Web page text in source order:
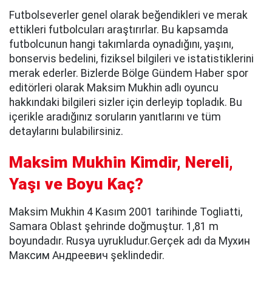
Futbolseverler genel olarak beğendikleri ve merak
ettikleri futbolcuları araştırırlar. Bu kapsamda
futbolcunun hangi takımlarda oynadığını, yaşını,
bonservis bedelini, fiziksel bilgileri ve istatistiklerini
merak ederler. Bizlerde Bölge Gündem Haber spor
editörleri olarak Maksim Mukhin adlı oyuncu
hakkındaki bilgileri sizler için derleyip topladık. Bu
içerikle aradığınız soruların yanıtlarını ve tüm
detaylarını bulabilirsiniz.
Maksim Mukhin Kimdir, Nereli,
Yaşı ve Boyu Kaç?
Maksim Mukhin 4 Kasım 2001 tarihinde Togliatti,
Samara Oblast şehrinde doğmuştur. 1,81 m
boyundadır. Rusya uyrukludur.Gerçek adı da Мухин
Максим Андреевич şeklindedir.